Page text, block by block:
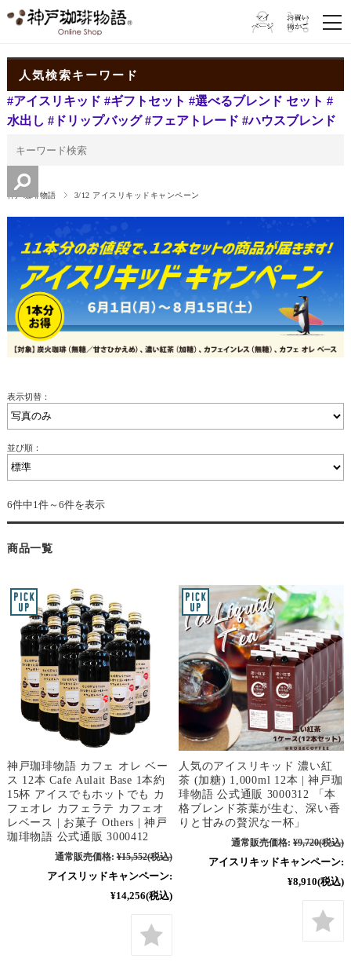
人気検索キーワード
#アイスリキッド #ギフトセット #選べるブレンド セット #
水出し #ドリップバッグ #フェアトレード #ハウスブレンド
神戸珈琲物語 3/12 アイスリキッドキャンペーン
表示切替：
並び順：
6件中1件～6件を表示
商品一覧
神戸珈琲物語 カフェ オレ ベー
ス 12本 Cafe Aulait Base 1本約
15杯 アイスでもホットでも カ
フェオレ カフェラテ カフェオ
レベース | お菓子 Others | 神戸
珈琲物語 公式通販 3000412
通常販売価格: ¥15,552(税込)
アイスリッドキャンペーン:
¥14,256(税込)
人気のアイスリキッド 濃い紅
茶 (加糖) 1,000ml 12本 | 神戸珈
琲物語 公式通販 3000312 「本
格ブレンド茶葉が生む、深い香
りと甘みの贅沢な一杯」
通常販売価格: ¥9,720(税込)
アイスリキッドキャンペーン:
¥8,910(税込)